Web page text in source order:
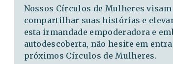
Nossos Círculos de Mulheres
compartilhar suas histórias e
esta irmandade empoderadora e
autodescoberta, não hesite em
próximos Círculos de Mulheres.